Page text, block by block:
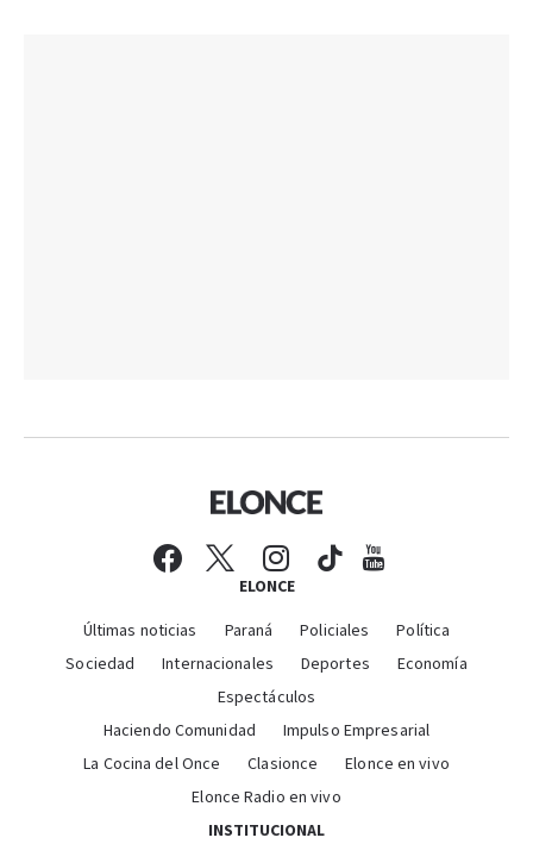
ELONCE
Últimas noticias Paraná Policiales
Política
Sociedad
Internacionales Deportes
Economía
Espectáculos
Haciendo Comunidad
Impulso Empresarial
La Cocina del Once
Clasionce
Elonce en vivo
Elonce Radio en vivo
INSTITUCIONAL